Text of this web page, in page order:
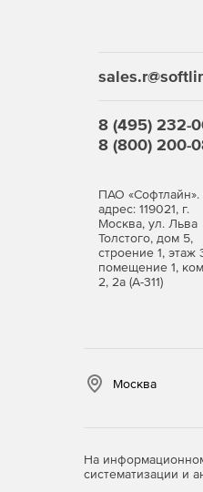
8 (495) 232-
8 (800) 200-
ПАО
адрес: 119021, г.
Москва, ул. Льва
Толстого, дом 5,
строение 1, этаж
помещение 1,
2, 2а (А-311)
Москва
На
систематизации и